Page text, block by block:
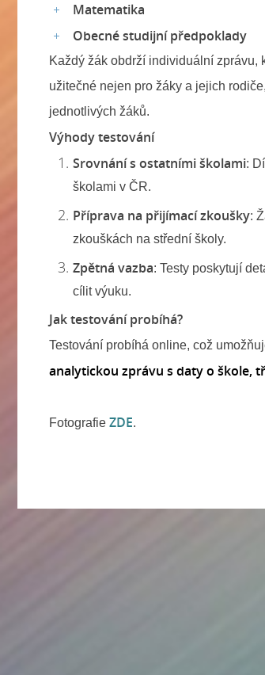
Matematika
Obecné studijní předpoklady
Každý žák obdrží individuální zprávu,
užitečné nejen pro žáky a jejich
jednotlivých žáků.
Výhody testování
Srovnání s ostatními školami:
školami v ČR.
Příprava na přijímací zkoušky:
zkouškách na střední školy.
Zpětná vazba: Testy poskytují
cílit výuku.
Jak testování probíhá?
Testování probíhá online, což
analytickou zprávu s daty o škole,
Fotografie ZDE.